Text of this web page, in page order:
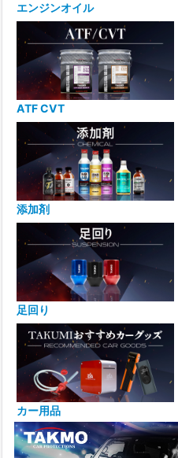
エンジンオイル
ATF CVT
添加剤
足回り
カー用品